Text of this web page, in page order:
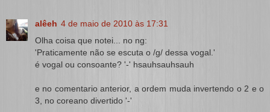
alêeh 4 de maio de 2010 às 17:31
Olha coisa que notei... no ng:
'Praticamente não se escuta o /g/ dessa vogal.'
é vogal ou consoante? '-' hsauhsauhsauh
e no comentario anterior, a ordem muda invertendo o 2 e o
3, no coreano divertido '-'